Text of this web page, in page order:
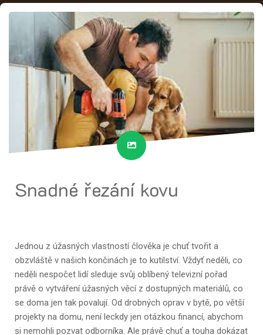
Snadné řezání kovu
Jednou z úžasných vlastností člověka je chuť tvořit a
obzvláště v našich končinách je to kutilství. Vždyť neděli, co
neděli nespočet lidí sleduje svůj oblíbený televizní pořad
právě o vytváření úžasných věcí z dostupných materiálů, co
se doma jen tak povalují. Od drobných oprav v bytě, po větší
projekty na domu, není leckdy jen otázkou financí, abychom
si nemohli pozvat odborníka. Ale právě chuť a touha dokázat